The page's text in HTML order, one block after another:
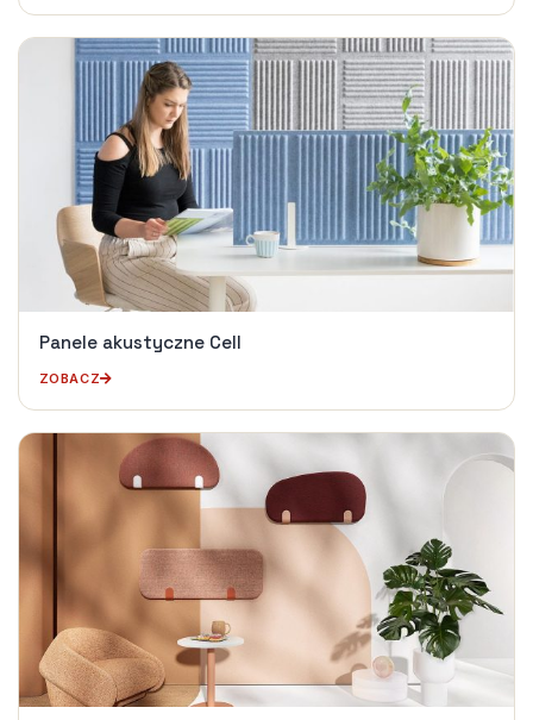
Panele akustyczne Cell
ZOBACZ